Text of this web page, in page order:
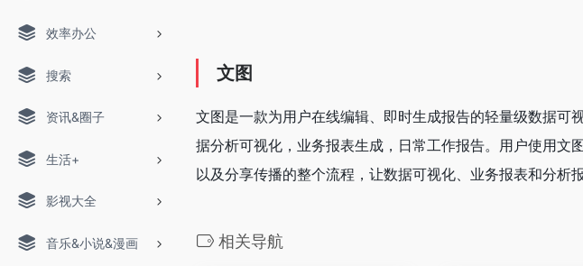
效率办公
搜索
资讯&圈子
生活+
影视大全
音乐&小说&漫画
文图
文图是一款为用户在线编辑、即时生成报告的轻量级数据可
据分析可视化，业务报表生成，日常工作报告。用户使用文
以及分享传播的整个流程，让数据可视化、业务报表和分析
相关导航